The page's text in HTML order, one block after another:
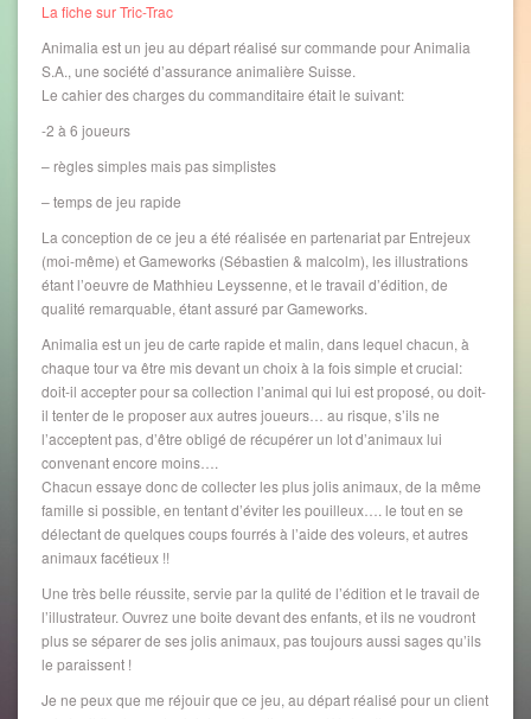
La fiche sur Tric-Trac
Animalia est un jeu au départ réalisé sur commande pour Animalia
S.A., une société d’assurance animalière Suisse.
Le cahier des charges du commanditaire était le suivant:
-2 à 6 joueurs
– règles simples mais pas simplistes
– temps de jeu rapide
La conception de ce jeu a été réalisée en partenariat par Entrejeux
(moi-même) et Gameworks (Sébastien & malcolm), les illustrations
étant l’oeuvre de Mathhieu Leyssenne, et le travail d’édition, de
qualité remarquable, étant assuré par Gameworks.
Animalia est un jeu de carte rapide et malin, dans lequel chacun, à
chaque tour va être mis devant un choix à la fois simple et crucial:
doit-il accepter pour sa collection l’animal qui lui est proposé, ou doit-
il tenter de le proposer aux autres joueurs… au risque, s’ils ne
l’acceptent pas, d’être obligé de récupérer un lot d’animaux lui
convenant encore moins….
Chacun essaye donc de collecter les plus jolis animaux, de la même
famille si possible, en tentant d’éviter les pouilleux…. le tout en se
délectant de quelques coups fourrés à l’aide des voleurs, et autres
animaux facétieux !!
Une très belle réussite, servie par la qulité de l’édition et le travail de
l’illustrateur. Ouvrez une boite devant des enfants, et ils ne voudront
plus se séparer de ses jolis animaux, pas toujours aussi sages qu’ils
le paraissent !
Je ne peux que me réjouir que ce jeu, au départ réalisé pour un client